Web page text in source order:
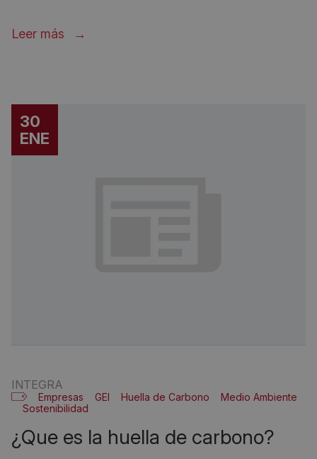
Leer más
30
ENE
INTEGRA
Empresas GEI Huella de Carbono
Medio Ambiente
Sostenibilidad
¿que es la huella de carbono?